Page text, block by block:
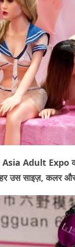
Adult Expo
उस साइज़, कलर